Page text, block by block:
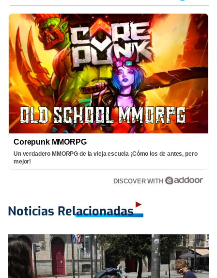
Corepunk MMORPG
Un verdadero MMORPG de la vieja escuela ¡Cómo los de antes, pero
mejor!
DISCOVER WITH
Noticias Relacionadas